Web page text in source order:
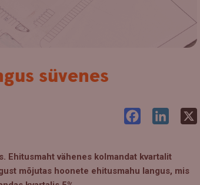
süvenes
FacebookLinkedIn
Ehitusmaht vähenes kolmandat kvartalit
mõjutas hoonete ehitusmahu langus, mis